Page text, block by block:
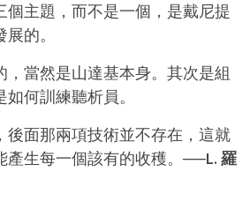
個主題，而不是一個，是戴尼提
的。
，當然是山達基本身。其次是組
何訓練聽析員。
後面那兩項技術並不存在，這就
生每一個該有的收穫。 ──L. 羅